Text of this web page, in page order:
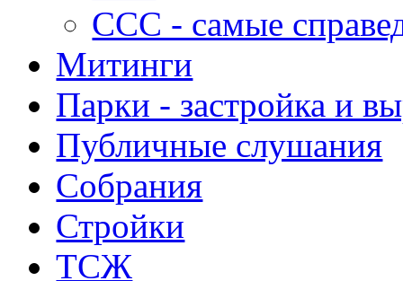
ССС - самые
Митинги
Парки - застройка и
Публичные слушания
Собрания
Стройки
ТСЖ